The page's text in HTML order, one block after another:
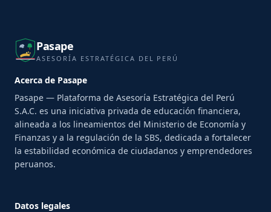
Pasape
ASESORÍA ESTRATÉGICA DEL PERÚ
Acerca de Pasape
Pasape — Plataforma de Asesoría Estratégica del Perú
S.A.C. es una iniciativa privada de educación financiera,
alineada a los lineamientos del Ministerio de Economía y
Finanzas y a la regulación de la SBS, dedicada a fortalecer
la estabilidad económica de ciudadanos y emprendedores
peruanos.
Datos legales